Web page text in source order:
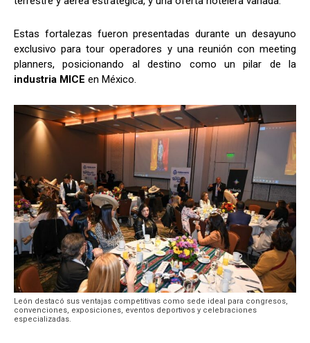
Estas fortalezas fueron presentadas durante un desayuno
exclusivo para tour operadores y una reunión con meeting
planners, posicionando al destino como un pilar de la
industria MICE en México.
León destacó sus ventajas competitivas como sede ideal para congresos,
convenciones, exposiciones, eventos deportivos y celebraciones
especializadas.